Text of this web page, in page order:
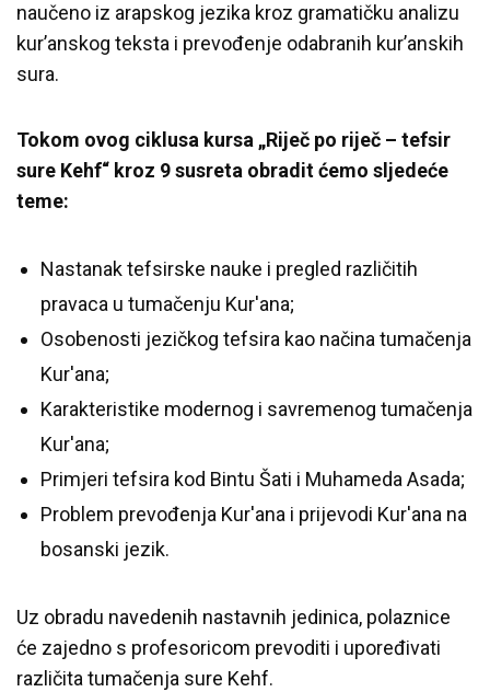
naučeno iz arapskog jezika kroz gramatičku analizu
kur’anskog teksta i prevođenje odabranih kur’anskih
sura.
Tokom ovog ciklusa kursa „Riječ po riječ – tefsir
sure Kehf“ kroz 9 susreta obradit ćemo sljedeće
teme:
Nastanak tefsirske nauke i pregled različitih
pravaca u tumačenju Kur'ana;
Osobenosti jezičkog tefsira kao načina tumačenja
Kur'ana;
Karakteristike modernog i savremenog tumačenja
Kur'ana;
Primjeri tefsira kod Bintu Šati i Muhameda Asada;
Problem prevođenja Kur'ana i prijevodi Kur'ana na
bosanski jezik.
Uz obradu navedenih nastavnih jedinica, polaznice
će zajedno s profesoricom prevoditi i upoređivati
različita tumačenja sure Kehf.